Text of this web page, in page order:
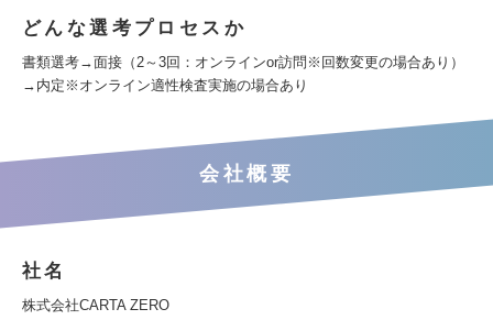
どんな選考プロセスか
書類選考→面接（2～3回：オンラインor訪問※回数変更の場合あり）
→内定※オンライン適性検査実施の場合あり
会社概要
社名
株式会社CARTA ZERO